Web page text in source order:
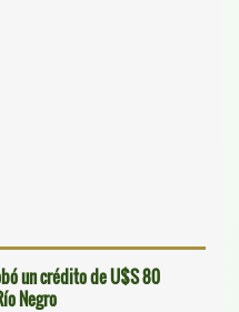
un crédito de U$S 80
Negro